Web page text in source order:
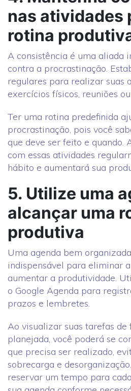
nas atividades
rotina
A consistência é uma aliada
contra a procrastinação.
regulares para realizar suas
exercícios físicos, reuniões
Ter uma rotina predefinida
procrastinação, pois você
que deve ser feito e quando.
com essas atividades
hábito e aumentará sua
5. Utilize uma
alcançar uma
produtiva
Uma agenda bem
indispensável para eliminar
aumentar a produtividade.
o Google Agenda para
prazos e lembretes.
Ao visualizar suas tarefas de
planejada, você poderá se
que precisa ser realizado,
sobrecarga e
reservar um tempo para